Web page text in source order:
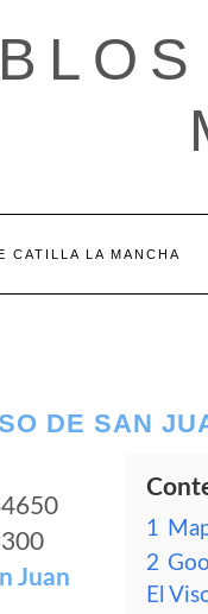
CATILLA LA MANCHA
DE SAN
Juan
1
2
El